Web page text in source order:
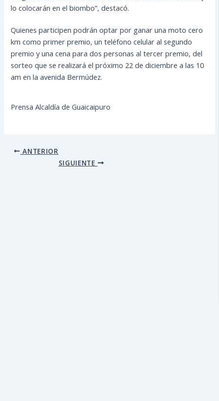
lo colocarán en el biombo”, destacó.
Quienes participen podrán optar por ganar una moto cero
km como primer premio, un teléfono celular al segundo
premio y una cena para dos personas al tercer premio, del
sorteo que se realizará el próximo 22 de diciembre a las 10
am en la avenida Bermúdez.
Prensa Alcaldía de Guaicaipuro
ANTERIOR
SIGUIENTE